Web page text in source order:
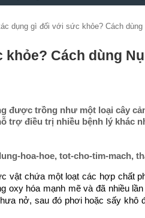
dụng gì đối với sức khỏe? Cách
Cách dùng
được trồng như một loại cây
trợ điều trị nhiều bệnh lý khác
hoa-hoe, tot-cho-tim-mach,
vật chứa một loạt các hợp chất
oxy hóa mạnh mẽ và đã nhiều
nở, sau đó phơi hoặc sấy khô